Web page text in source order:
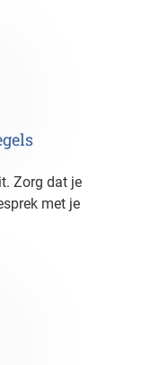
met je